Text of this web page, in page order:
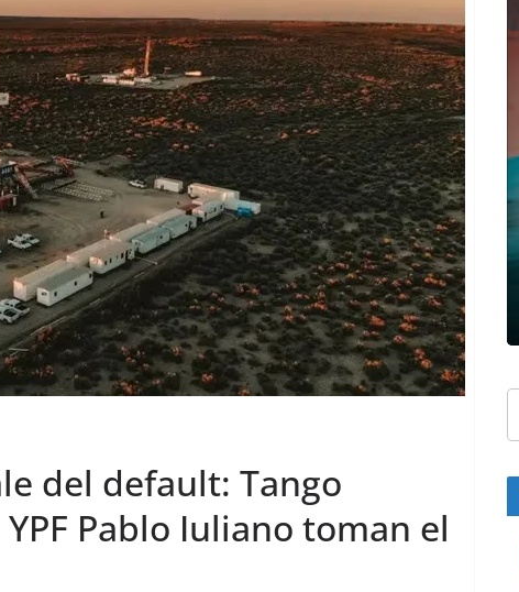
del default: Tango
Pablo Iuliano toman el